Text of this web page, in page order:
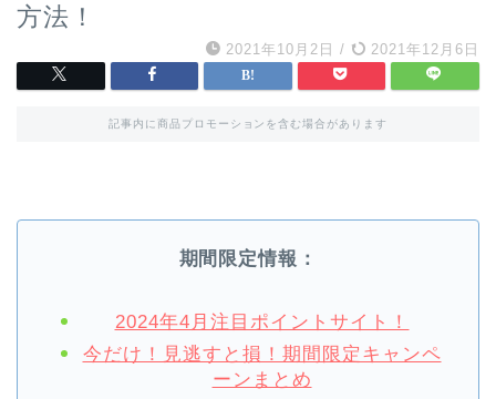
方法！
2021年10月2日 / 2021年12月6日
記事内に商品プロモーションを含む場合があります
期間限定情報：
2024年4月注目ポイントサイト！
今だけ！見逃すと損！期間限定キャンペ
ーンまとめ